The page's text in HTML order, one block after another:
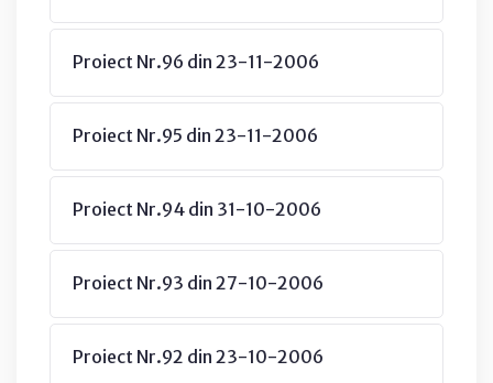
Proiect Nr.96 din 23-11-2006
Proiect Nr.95 din 23-11-2006
Proiect Nr.94 din 31-10-2006
Proiect Nr.93 din 27-10-2006
Proiect Nr.92 din 23-10-2006